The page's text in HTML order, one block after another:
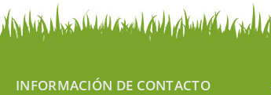
INFORMACIÓN DE CONTACTO